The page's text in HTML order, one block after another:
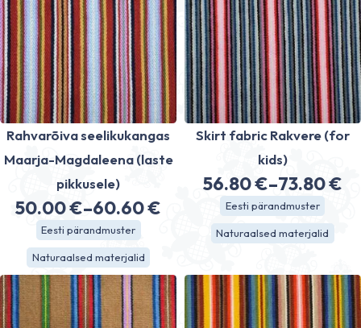
Rahvarõiva seelikukangas
Maarja-Magdaleena (laste
pikkusele)
50.00€–60.60€
Price
range:
50.00 €
through
60.60 €
Eesti pärandmuster
Naturaalsed materjalid
Skirt fabric Rakvere (for
kids)
56.80€–73.80€
Price
range:
56.80 €
73.80 €
Eesti pärandmuster
Naturaalsed materjalid